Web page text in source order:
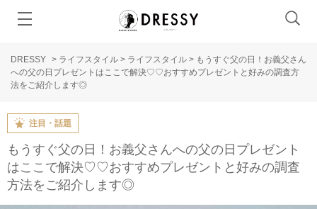
DRESSY > ライフスタイル > ライフスタイル > もうすぐ父の日！お義父さん
への父の日プレゼントはここで解決♡♡おすすめプレゼントと好みの調査方
法をご紹介します◎
注目・話題
もうすぐ父の日！お義父さんへの父の日プレゼント
はここで解決♡♡おすすめプレゼントと好みの調査
方法をご紹介します◎